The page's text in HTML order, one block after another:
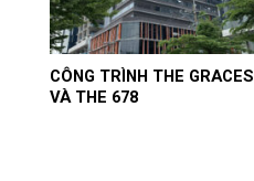
CÔNG TRÌNH THE GRACES
VÀ THE 678